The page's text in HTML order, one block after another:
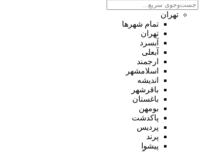
تهران
تمام شهر‌ها
تهران
آبسرد
آبعلی
ارجمند
اسلامشهر
اندیشه
باقرشهر
باغستان
بومهن
پاکدشت
پردیس
پرند
پیشوا